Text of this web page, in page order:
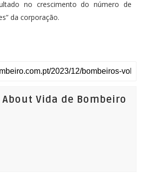
no crescimento do número de
da corporação.
About Vida de Bombeiro